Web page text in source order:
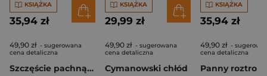
KSIĄŻKA
35,94 zł
49,90 zł - sugerowana
cena detaliczna
Szczęście pachnące wanilią (ilustrowane brzegi)
KSIĄŻKA
29,99 zł
49,90 zł - sugerowana
cena detaliczna
Cymanowski chłód
KSIĄŻKA
35,94 zł
49,90 zł -
cena detaliczna